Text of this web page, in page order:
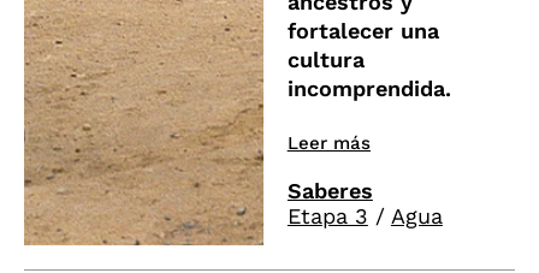
fortalecer una
cultura
incomprendida.
Leer más
Saberes
Etapa 3 / Agua